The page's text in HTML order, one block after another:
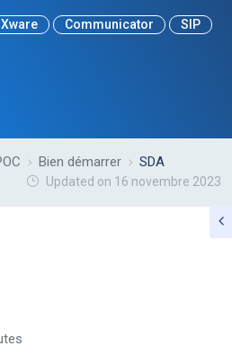
Communicator SIP
Bien démarrer SDA
Updated on 16 novembre 2023